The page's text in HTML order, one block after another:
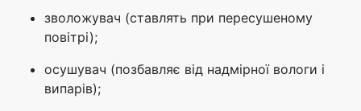
зволожувач (ставлять при пересушеному
повітрі);
осушувач (позбавляє від надмірної вологи і
випарів);